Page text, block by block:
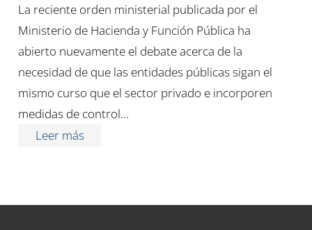
La reciente orden ministerial publicada por el
Ministerio de Hacienda y Función Pública ha
abierto nuevamente el debate acerca de la
necesidad de que las entidades públicas sigan el
mismo curso que el sector privado e incorporen
medidas de control…
Leer más